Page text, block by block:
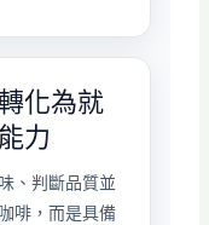
化為就
力
、判斷品質並
啡，而是具備